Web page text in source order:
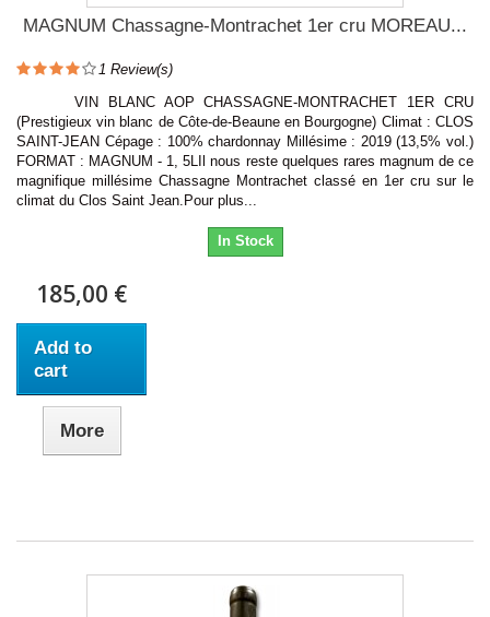
MAGNUM Chassagne-Montrachet 1er cru MOREAU...
1 Review(s)
VIN BLANC AOP CHASSAGNE-MONTRACHET 1ER CRU
(Prestigieux vin blanc de Côte-de-Beaune en Bourgogne) Climat : CLOS
SAINT-JEAN Cépage : 100% chardonnay Millésime : 2019 (13,5% vol.)
FORMAT : MAGNUM - 1, 5LIl nous reste quelques rares magnum de ce
magnifique millésime Chassagne Montrachet classé en 1er cru sur le
climat du Clos Saint Jean.Pour plus...
In Stock
185,00 €
Add to
cart
More